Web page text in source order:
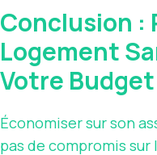
Conclusion :
Logement
Votre Budget
Économiser sur son
pas de compromis